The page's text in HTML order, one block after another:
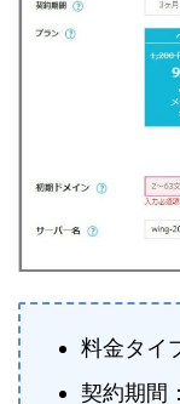
料金タイ
契約期間